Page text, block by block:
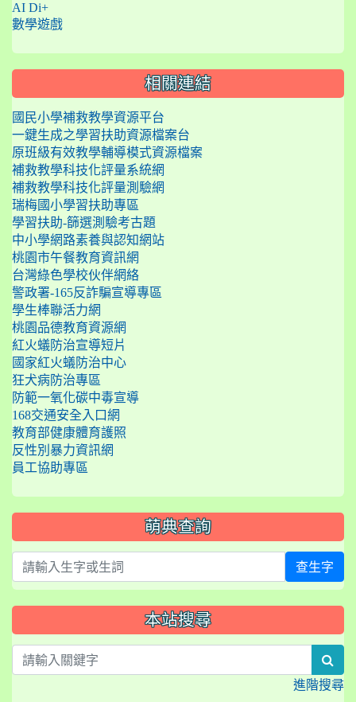
AI Di+
數學遊戲
相關連結
國民小學補救教學資源平台
一鍵生成之學習扶助資源檔案台
原班級有效教學輔導模式資源檔案
補救教學科技化評量系統網
補救教學科技化評量測驗網
瑞梅國小學習扶助專區
學習扶助-篩選測驗考古題
中小學網路素養與認知網站
桃園市午餐教育資訊網
台灣綠色學校伙伴網絡
警政署-165反詐騙宣導專區
學生棒聯活力網
桃園品德教育資源網
紅火蟻防治宣導短片
國家紅火蟻防治中心
狂犬病防治專區
防範一氧化碳中毒宣導
168交通安全入口網
教育部健康體育護照
反性別暴力資訊網
員工協助專區
萌典查詢
查生字
本站搜尋
進階搜尋